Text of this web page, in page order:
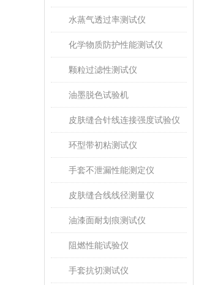
水蒸气透过率测试仪
化学物质防护性能测试仪
颗粒过滤性测试仪
油墨脱色试验机
皮肤缝合针线连接强度试验仪
环型带初粘测试仪
手套不泄漏性能测定仪
皮肤缝合线线径测量仪
油漆面耐划痕测试仪
阻燃性能试验仪
手套抗切测试仪